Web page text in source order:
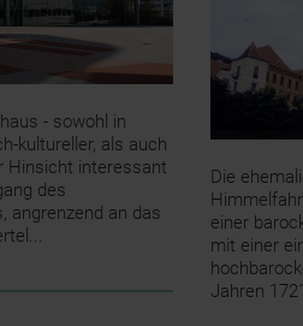
- sowohl in
kultureller, als auch
Hinsicht interessant
des
angrenzend an das
Die
einer
mit einer
Jahren